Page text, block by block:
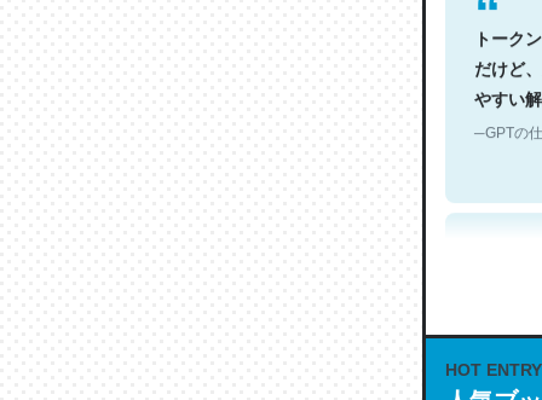
トーク
だけど
やすい
─GPTの
HOT ENTRY